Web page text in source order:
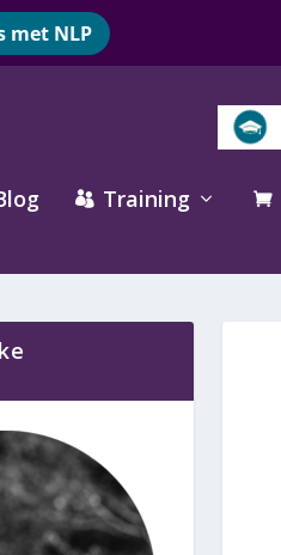
met NLP
 Training 